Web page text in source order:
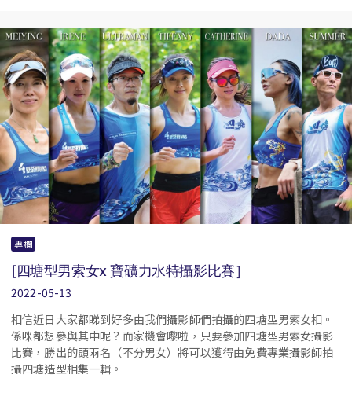
專欄
[四塘型男索女x 寶礦力水特攝影比賽］
2022-05-13
相信近日大家都睇到好多由我們攝影師們拍攝的四塘型男索女相。
係咪都想參與其中呢？而家機會嚟啦，只要參加四塘型男索女攝影
比賽，勝出的頭兩名（不分男女）將可以獲得由免費專業攝影師拍
攝四塘造型相集一輯。